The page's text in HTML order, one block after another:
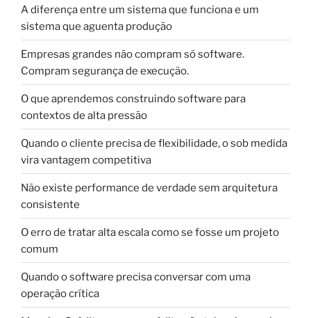
A diferença entre um sistema que funciona e um
sistema que aguenta produção
Empresas grandes não compram só software.
Compram segurança de execução.
O que aprendemos construindo software para
contextos de alta pressão
Quando o cliente precisa de flexibilidade, o sob medida
vira vantagem competitiva
Não existe performance de verdade sem arquitetura
consistente
O erro de tratar alta escala como se fosse um projeto
comum
Quando o software precisa conversar com uma
operação crítica